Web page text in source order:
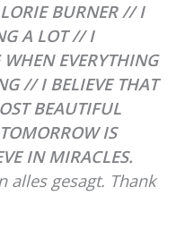
BURNER // I
A LOT // I
EVERYTHING
// I BELIEVE THAT
BEAUTIFUL
IS
IN MIRACLES.
alles gesagt. Thank